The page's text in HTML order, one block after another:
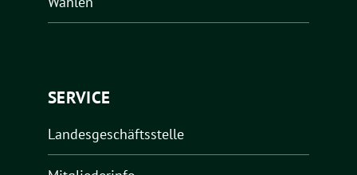
SERVICE
Landesgeschäftsstelle